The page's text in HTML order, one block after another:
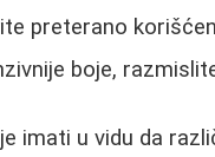
preterano
boje,
imati u vidu da